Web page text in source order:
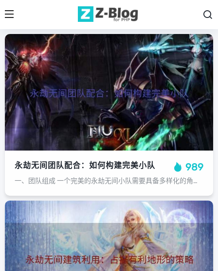
永劫无间团队配合：如何构建完美小队 989
一、团队组成 一个完美的永劫无间小队需要具备多样化的角色和技能，包括远程输出、近战攻击、辅助治疗、控制敌人和防御角色。根据敌人的类型和数量，合理搭配角色，发挥各自的优势，弥补彼此的劣势。同时，团队成员之间的默契和信任也是团队...